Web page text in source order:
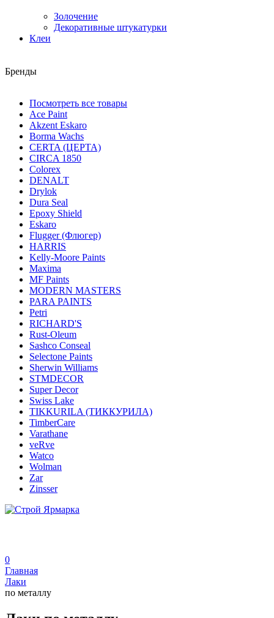
Золочение
Декоративные штукатурки
Клеи
Бренды
Посмотреть все товары
Ace Paint
Akzent Eskaro
Borma Wachs
CERTA (ЦЕРТА)
CIRCA 1850
Colorex
DENALT
Drylok
Dura Seal
Epoxy Shield
Eskaro
Flugger (Флюгер)
HARRIS
Kelly-Moore Paints
Maxima
MF Paints
MODERN MASTERS
PARA PAINTS
Petri
RICHARD'S
Rust-Oleum
Sashco Conseal
Selectone Paints
Sherwin Williams
STMDECOR
Super Decor
Swiss Lake
TIKKURILA (ТИККУРИЛА)
TimberCare
Varathane
veRve
Watco
Wolman
Zar
Zinsser
0
Главная
Лаки
по металлу